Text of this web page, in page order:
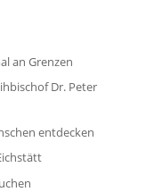
an Grenzen
Dr. Peter
entdecken